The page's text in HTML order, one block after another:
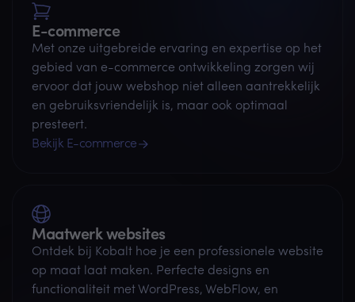
E-commerce
Met onze uitgebreide ervaring en expertise op het
gebied van e-commerce ontwikkeling zorgen wij
ervoor dat jouw webshop niet alleen aantrekkelijk
en gebruiksvriendelijk is, maar ook optimaal
presteert.
Bekijk E-commerce
Maatwerk websites
Ontdek bij Kobalt hoe je een professionele website
op maat laat maken. Perfecte designs en
functionaliteit met WordPress, WebFlow, en